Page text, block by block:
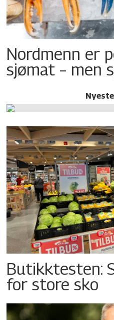
Nordmenn er
sjømat – men
Butikktesten:
for store sko